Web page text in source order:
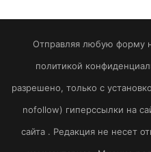
Отправляя любую форму
политикой
разрешено, только с
nofollow) гиперссылки на
сайта . Редакция не несет